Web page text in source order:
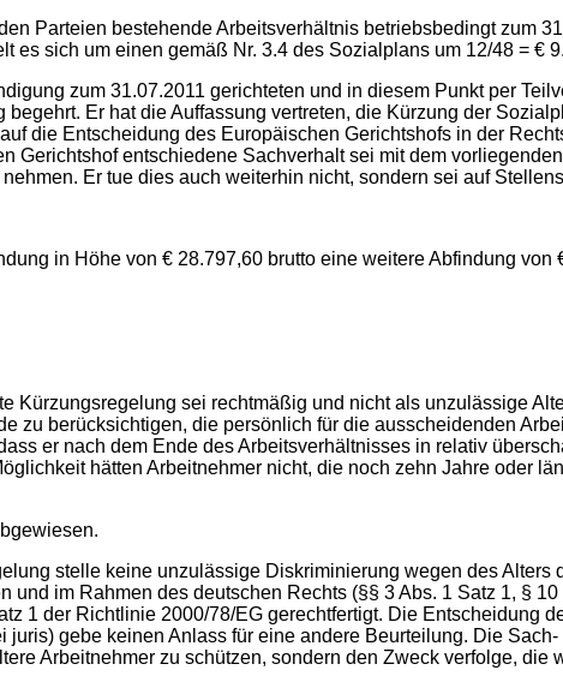
Parteien bestehende Arbeitsverhältnis betriebsbedingt zum
es sich um einen gemäß Nr. 3.4 des Sozialplans um 12/48 = €
zum 31.07.2011 gerichteten und in diesem Punkt per
Er hat die Auffassung vertreten, die Kürzung der
die Entscheidung des Europäischen Gerichtshofs in der
Gerichtshof entschiedene Sachverhalt sei mit dem
Er tue dies auch weiterhin nicht, sondern sei auf
in Höhe von € 28.797,60 brutto eine weitere Abfindung von
Kürzungsregelung sei rechtmäßig und nicht als unzulässige
zu berücksichtigen, die persönlich für die ausscheidenden
er nach dem Ende des Arbeitsverhältnisses in relativ
hätten Arbeitnehmer nicht, die noch zehn Jahre oder
stelle keine unzulässige Diskriminierung wegen des Alters
im Rahmen des deutschen Rechts (§§ 3 Abs. 1 Satz 1, §
1 der Richtlinie 2000/78/EG gerechtfertigt. Die Entscheidung
gebe keinen Anlass für eine andere Beurteilung. Die
Arbeitnehmer zu schützen, sondern den Zweck verfolge, die